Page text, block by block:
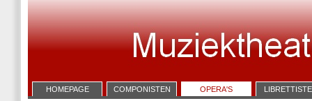
HOMEPAGE COMPONISTEN OPERA'S